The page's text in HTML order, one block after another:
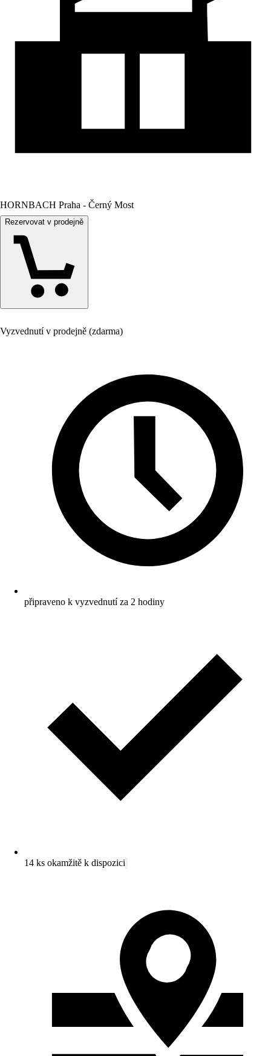
HORNBACH Praha - Černý Most
Rezervovat v prodejně
Vyzvednutí v prodejně (zdarma)
připraveno k vyzvednutí za 2 hodiny
14 ks okamžitě k dispozici